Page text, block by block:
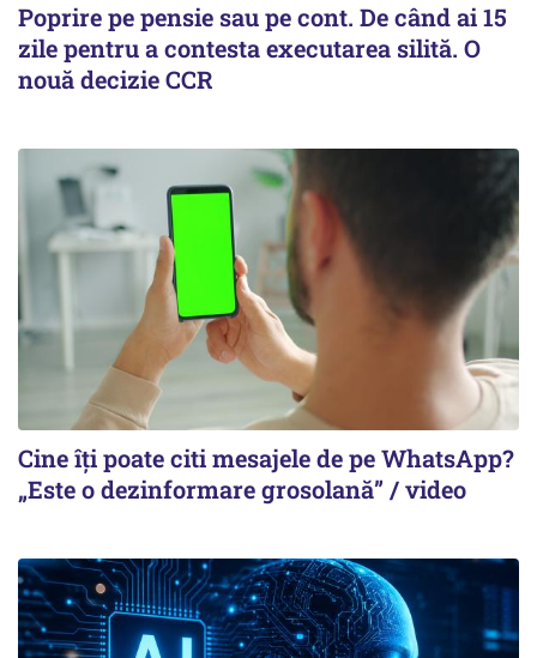
Poprire pe pensie sau pe cont. De când ai 15
zile pentru a contesta executarea silită. O
nouă decizie CCR
Cine îți poate citi mesajele de pe WhatsApp?
„Este o dezinformare grosolană” / video